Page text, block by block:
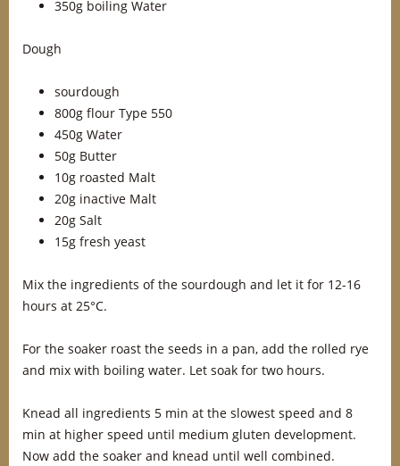
350g boiling Water
Dough
sourdough
800g flour Type 550
450g Water
50g Butter
10g roasted Malt
20g inactive Malt
20g Salt
15g fresh yeast
Mix the ingredients of the sourdough and let it for 12-16
hours at 25°C.
For the soaker roast the seeds in a pan, add the rolled rye
and mix with boiling water. Let soak for two hours.
Knead all ingredients 5 min at the slowest speed and 8
min at higher speed until medium gluten development.
Now add the soaker and knead until well combined.